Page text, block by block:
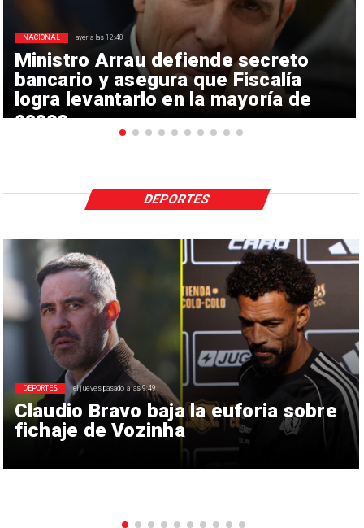
Ministro Arrau defiende secreto
bancario y asegura que Fiscalía
logra levantarlo en la mayoría de
casos
NACIONAL ayer a las 12:40
Claudio Bravo baja la euforia sobre
fichaje de Vozinha
DEPORTES el jueves pasado a las 9:49
DEPORTES